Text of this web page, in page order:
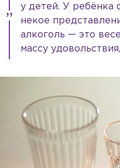
у детей. У ребёнка
некое
алкоголь — это
массу